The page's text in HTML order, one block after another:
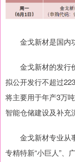
金戈新材是国内功
金戈新材的发行价
拟公开发行不超过
将主要用于年产3万
智能仓储建设及补充
金戈新材专业从事
专精特新“小巨人”、